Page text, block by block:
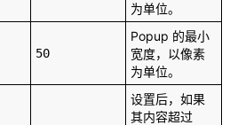
为单位。
50
Popup 的最小
宽度，以像素
为单位。
设置后，如果
其内容超过